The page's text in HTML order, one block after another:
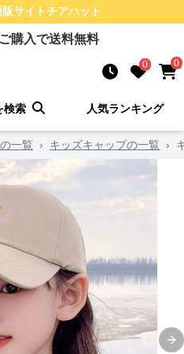
サイトチアハット
購入で送料無料
0 0
検索 人気ランキング
一覧 › キッズキャップの一覧 ›